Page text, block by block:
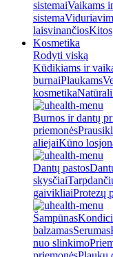
sistemaiVaikams
sistema
laisvinančiosKitos
Kosmetika
Rodyti viską
Kūdikiams ir
burnaiPlaukams
kosmetikaNatūrali
Burnos ir dantų
priemonės
aliejaiKūno
Dantų pastos
skysčiai
gaivikliaiProtezų
Šampūnas
balzamasSerumas
nuo slinkimo